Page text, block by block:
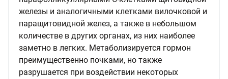
железы и аналогичными клетками вилочковой и
паращитовидной желез, а также в небольшом
количестве в других органах, из них наиболее
заметно в легких. Метаболизируется гормон
преимущественно почками, но также
разрушается при воздействии некоторых